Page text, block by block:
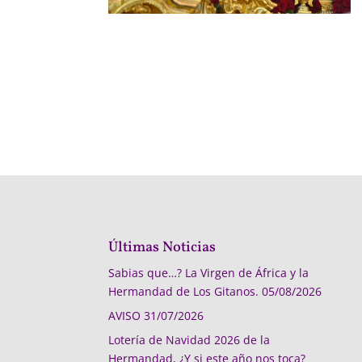
Últimas Noticias
Sabias que…? La Virgen de África y la
Hermandad de Los Gitanos. 05/08/2026
AVISO 31/07/2026
Lotería de Navidad 2026 de la
Hermandad, ¿Y si este año nos toca?